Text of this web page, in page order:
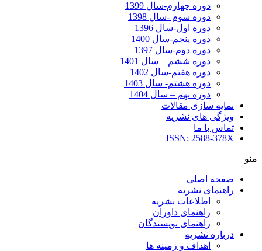
دوره چهارم-سال 1399
دوره سوم -سال 1398
دوره اول-سال 1396
دوره پنجم-سال 1400
دوره دوم-سال 1397
دوره ششم – سال 1401
دوره هفتم-سال 1402
دوره هشتم- سال 1403
دوره نهم – سال 1404
نمایه سازی مقالات
ویژگی های نشریه
تماس با ما
ISSN: 2588-378X
منو
صفحه اصلی
راهنمای نشریه
اطلاعات نشریه
راهنمای داوران
راهنمای نویسندگان
درباره نشریه
اهداف و زمینه ها